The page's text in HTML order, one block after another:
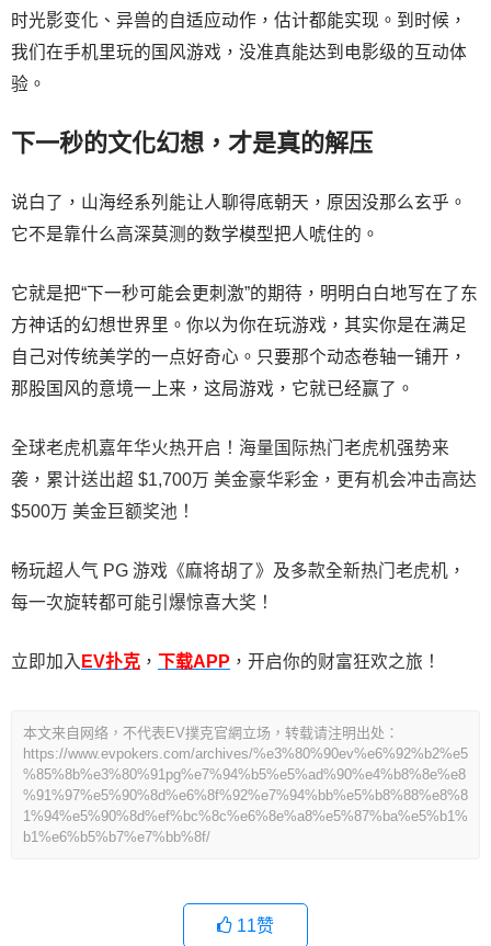
时光影变化、异兽的自适应动作，估计都能实现。到时候，
我们在手机里玩的国风游戏，没准真能达到电影级的互动体
验。
下一秒的文化幻想，才是真的解压
说白了，山海经系列能让人聊得底朝天，原因没那么玄乎。
它不是靠什么高深莫测的数学模型把人唬住的。
它就是把“下一秒可能会更刺激”的期待，明明白白地写在了东
方神话的幻想世界里。你以为你在玩游戏，其实你是在满足
自己对传统美学的一点好奇心。只要那个动态卷轴一铺开，
那股国风的意境一上来，这局游戏，它就已经赢了。
全球老虎机嘉年华火热开启！海量国际热门老虎机强势来
袭，累计送出超 $1,700万 美金豪华彩金，更有机会冲击高达
$500万 美金巨额奖池！
畅玩超人气 PG 游戏《麻将胡了》及多款全新热门老虎机，
每一次旋转都可能引爆惊喜大奖！
立即加入 EV扑克 ， 下载APP ，开启你的财富狂欢之旅！
本文来自网络，不代表EV撲克官網立场，转载请注明出处：
https://www.evpokers.com/archives/%e3%80%90ev%e6%92%b2%e5
%85%8b%e3%80%91pg%e7%94%b5%e5%ad%90%e4%b8%8e%e8
%91%97%e5%90%8d%e6%8f%92%e7%94%bb%e5%b8%88%e8%8
1%94%e5%90%8d%ef%bc%8c%e6%8e%a8%e5%87%ba%e5%b1%
b1%e6%b5%b7%e7%bb%8f/
11赞